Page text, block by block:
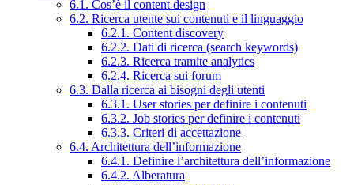
6.1. Cos’è il content design
6.2. Ricerca utente sui contenuti e il linguaggio
6.2.1. Content discovery
6.2.2. Dati di ricerca (search keywords)
6.2.3. Ricerca tramite analytics
6.2.4. Ricerca sui forum
6.3. Dalla ricerca ai bisogni degli utenti
6.3.1. User stories per definire i contenuti
6.3.2. Job stories per definire i contenuti
6.3.3. Criteri di accettazione
6.4. Architettura dell’informazione
6.4.1. Definire l’architettura dell’informazione
6.4.2. Alberatura